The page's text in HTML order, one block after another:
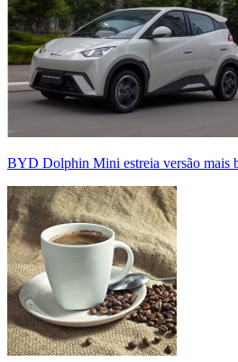
BYD Dolphin Mini estreia versão mais